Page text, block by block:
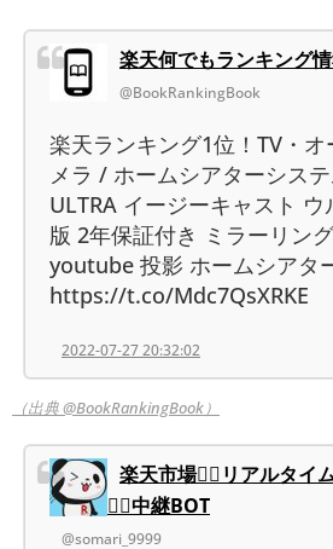
楽天何でもランキング
@BookRankingBook
楽天ランキング1位！TV・オ
メラ / ホームシアターシス
ULTRA イージーキャスト
版 2年保証付き ミラーリン
youtube 投影 ホームシアタ
https://t.co/Mdc7QsXRKE
2022-07-27 20:32:02
（出典 @BookRankingBook）
楽天市場❤️‍🔥リアルタイ
❤️‍🔥中継BOT
@somari_9999